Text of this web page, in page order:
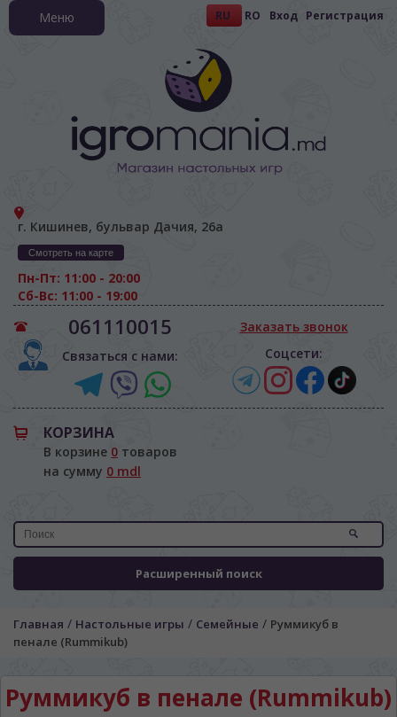
RU RO Вход Регистрация
г. Кишинев, бульвар Дачия, 26а
Смотреть на карте
Пн-Пт: 11:00 - 20:00
Сб-Вс: 11:00 - 19:00
061110015
Связаться с нами:
Заказать звонок
Соцсети:
КОРЗИНА
В корзине 0 товаров
на сумму 0 mdl
Расширенный поиск
Меню
Главная / Настольные игры / Семейные / Руммикуб в
пенале (Rummikub)
Руммикуб в пенале (Rummikub)